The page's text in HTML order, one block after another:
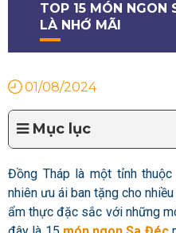
TOP 15 MÓN NGON
LÀ NHỚ MÃI
01/08/2024
Mục lục
Đồng Tháp là một tỉnh
nhiên ưu ái ban tặng cho
ẩm thực đặc sắc với những